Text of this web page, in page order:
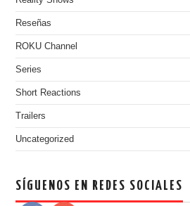
Reseñas
ROKU Channel
Series
Short Reactions
Trailers
Uncategorized
SÍGUENOS EN REDES SOCIALES